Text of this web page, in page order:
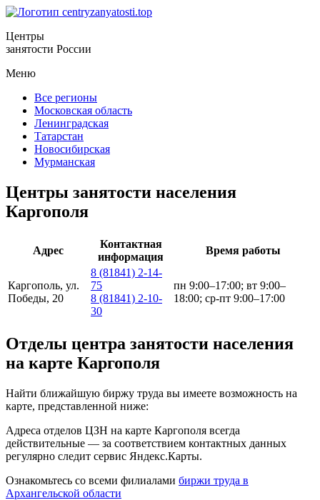
Центры
занятости России
Меню
Все регионы
Московская область
Ленинградская
Татарстан
Новосибирская
Мурманская
Центры занятости населения
Каргополя
Адрес
Контактная
информация
Время работы
Каргополь, ул.
Победы, 20
8 (81841) 2-14-
75
8 (81841) 2-10-
30
пн 9:00–17:00; вт 9:00–
18:00; ср-пт 9:00–17:00
Отделы центра занятости населения
на карте Каргополя
Найти ближайшую биржу труда вы имеете возможность на
карте, представленной ниже:
Адреса отделов ЦЗН на карте Каргополя всегда
действительные — за соответствием контактных данных
регулярно следит сервис Яндекс.Карты.
Ознакомьтесь со всеми филиалами биржи труда в
Архангельской области